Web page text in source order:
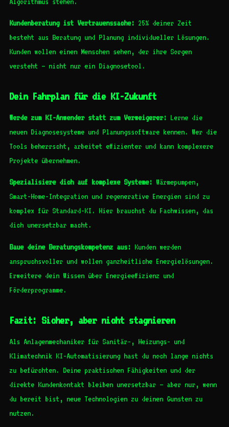
Kundenberatung ist Vertrauenssache: 25% deiner Zeit
besteht aus Beratung und Planung individueller Lösungen.
Kunden wollen einen Menschen sehen, der ihre Sorgen
versteht – nicht nur ein Diagnosetool.
Dein Fahrplan für die KI-Zukunft
Werde zum KI-Anwender statt zum Verweigerer: Lerne die
neuen Diagnosesysteme und Planungssoftware kennen. Wer die
Tools beherrscht, arbeitet effizienter und kann komplexere
Projekte übernehmen.
Spezialisiere dich auf komplexe Systeme: Wärmepumpen,
Smart-Home-Integration und regenerative Energien sind zu
komplex für Standard-KI. Hier brauchst du Fachwissen, das
dich unersetzbar macht.
Baue deine Beratungskompetenz aus: Kunden werden
anspruchsvoller und wollen ganzheitliche Energielösungen.
Erweitere dein Wissen über Energieeffizienz und
Förderprogramme.
Fazit: Sicher, aber nicht stagnieren
Als Anlagenmechaniker für Sanitär-, Heizungs- und
Klimatechnik KI-Automatisierung hast du noch lange nichts
zu befürchten. Deine praktischen Fähigkeiten und der
direkte Kundenkontakt bleiben unersetzbar – aber nur, wenn
du bereit bist, neue Technologien zu deinen Gunsten zu
nutzen.